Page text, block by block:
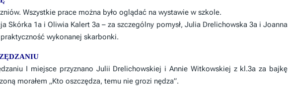
Wszystkie prace można było oglądać na wystawie w szkole.
Skórka 1a i Oliwia Kalert 3a – za szczególny pomysł, Julia Drelichowska 3a i Joanna
wykonanej skarbonki.
I miejsce przyznano Julii Drelichowskiej i Annie Witkowskiej z kl.3a za bajkę
morałem „Kto oszczędza, temu nie grozi nędza”.